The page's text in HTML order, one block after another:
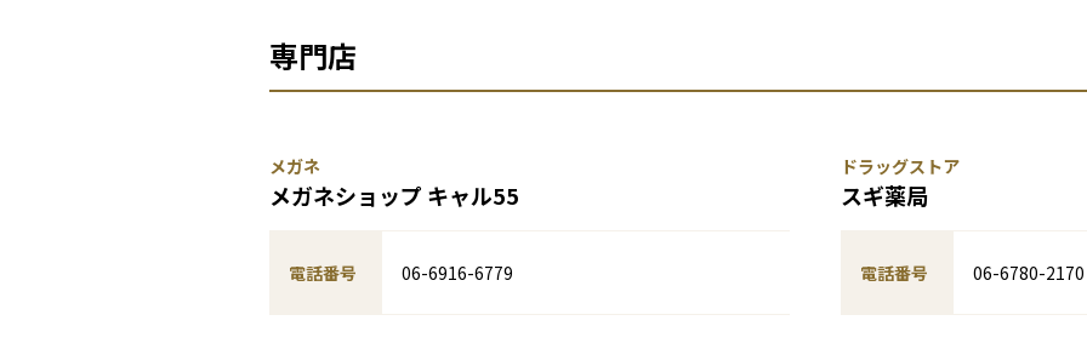
専門店
メガネ
メガネショップ キャル55
電話番号 06-6916-6779
ドラッグストア
スギ薬局
電話番号 06-6780-2170